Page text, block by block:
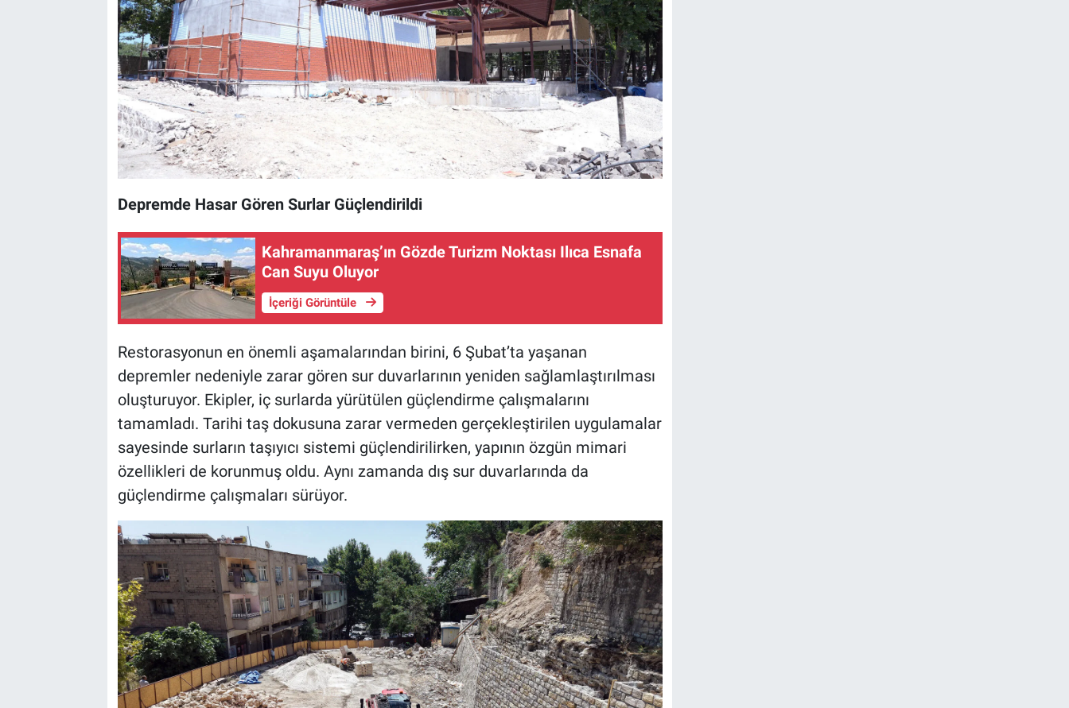
Depremde Hasar Gören Surlar Güçlendirildi
Kahramanmaraş’ın Gözde Turizm Noktası Ilıca Esnafa
Can Suyu Oluyor
İçeriği Görüntüle
Restorasyonun en önemli aşamalarından birini, 6 Şubat’ta yaşanan
depremler nedeniyle zarar gören sur duvarlarının yeniden sağlamlaştırılması
oluşturuyor. Ekipler, iç surlarda yürütülen güçlendirme çalışmalarını
tamamladı. Tarihi taş dokusuna zarar vermeden gerçekleştirilen uygulamalar
sayesinde surların taşıyıcı sistemi güçlendirilirken, yapının özgün mimari
özellikleri de korunmuş oldu. Aynı zamanda dış sur duvarlarında da
güçlendirme çalışmaları sürüyor.